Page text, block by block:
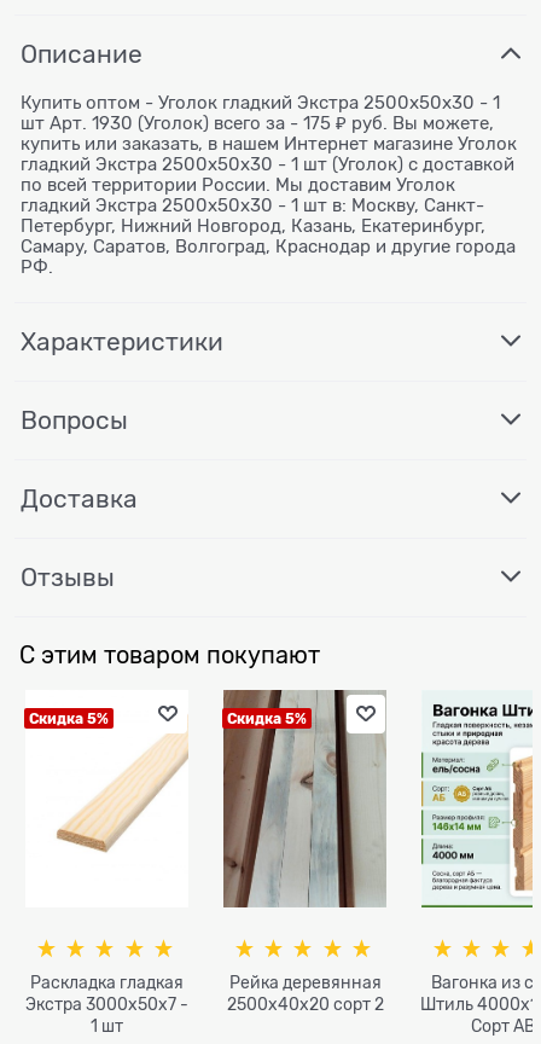
Описание
Купить оптом - Уголок гладкий Экстра 2500x50x30 - 1
шт Арт. 1930 (Уголок) всего за - 175 ₽ руб. Вы можете,
купить или заказать, в нашем Интернет магазине Уголок
гладкий Экстра 2500x50x30 - 1 шт (Уголок) с доставкой
по всей территории России. Мы доставим Уголок
гладкий Экстра 2500x50x30 - 1 шт в: Москву, Санкт-
Петербург, Нижний Новгород, Казань, Екатеринбург,
Самару, Саратов, Волгоград, Краснодар и другие города
РФ.
Характеристики
Вопросы
Доставка
Отзывы
С этим товаром покупают
Скидка 5%
Раскладка гладкая
Экстра 3000x50x7 -
1 шт
Скидка 5%
Рейка деревянная
2500x40х20 сорт 2
Вагонка из
Штиль
Сорт АВ